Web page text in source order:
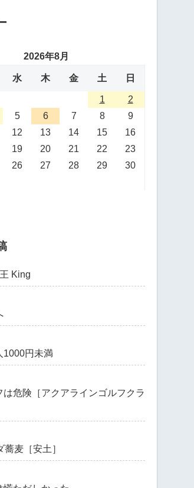
2026年8月
水 木 金 土 日
1
2
5 6 7 8
9
12 13 14 15
16
19 20 21 22
23
26 27 28 29
30
King
1000円未満
は危険［アクアラインゴルフクラ
麦［安土］